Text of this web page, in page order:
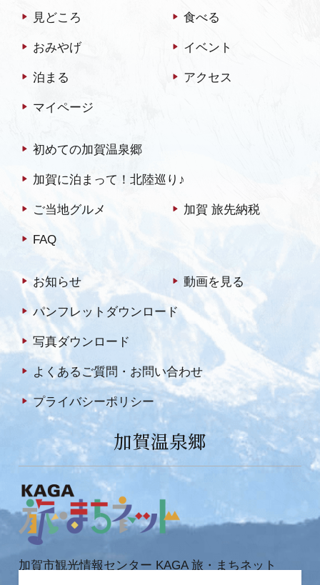
見どころ 食べる
おみやげ イベント
泊まる アクセス
マイページ
初めての加賀温泉郷
加賀に泊まって！北陸巡り♪
ご当地グルメ 加賀 旅先納税
FAQ
お知らせ 動画を見る
パンフレットダウンロード
写真ダウンロード
よくあるご質問・お問い合わせ
プライバシーポリシー
加賀温泉郷
加賀市観光情報センター KAGA 旅・まちネット